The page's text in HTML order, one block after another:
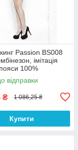
Passion BS008
імітація
пояси 100%
відправки
₴ 1 086,25 ₴
Купити